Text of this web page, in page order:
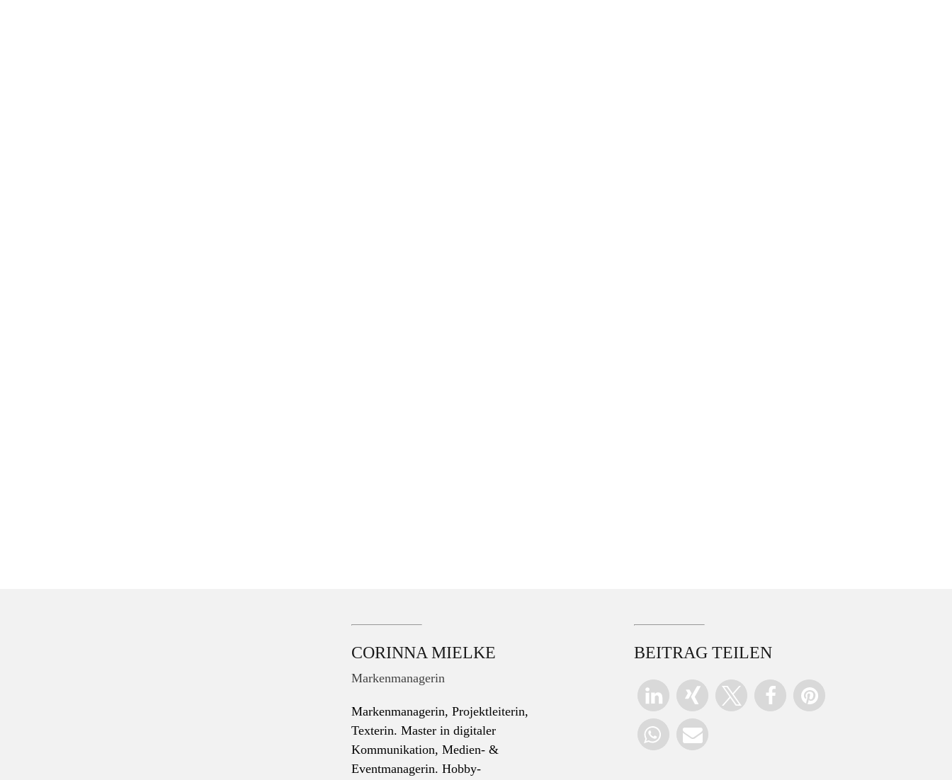
CORINNA MIELKE
Markenmanagerin
Markenmanagerin, Projektleiterin,
Texterin. Master in digitaler
Kommunikation, Medien- &
Eventmanagerin. Hobby-
BEITRAG TEILEN